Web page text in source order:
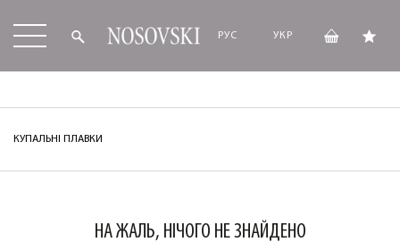
РУС УКР
КУПАЛЬНІ ПЛАВКИ
НА ЖАЛЬ, НІЧОГО НЕ ЗНАЙДЕНО